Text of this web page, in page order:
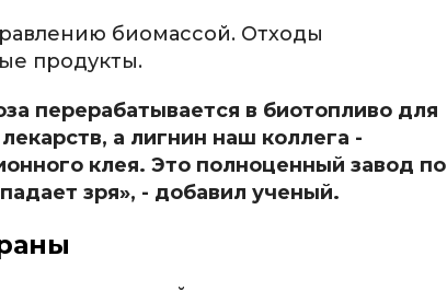
биомассой. Отходы
продукты.
перерабатывается в биотопливо для
а лигнин наш коллега -
клея. Это полноценный завод по
зря», - добавил ученый.